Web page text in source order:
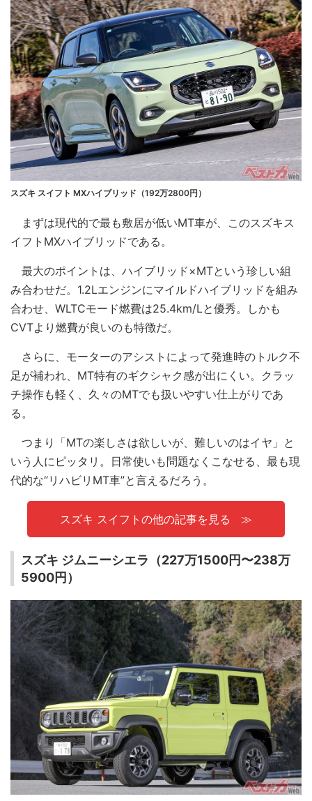
スズキ スイフト MXハイブリッド（192万2800円）
まずは現代的で最も敷居が低いMT車が、このスズキス
イフトMXハイブリッドである。
最大のポイントは、ハイブリッド×MTという珍しい組
み合わせだ。1.2Lエンジンにマイルドハイブリッドを組み
合わせ、WLTCモード燃費は25.4km/Lと優秀。しかも
CVTより燃費が良いのも特徴だ。
さらに、モーターのアシストによって発進時のトルク不
足が補われ、MT特有のギクシャク感が出にくい。クラッ
チ操作も軽く、久々のMTでも扱いやすい仕上がりであ
る。
つまり「MTの楽しさは欲しいが、難しいのはイヤ」と
いう人にピッタリ。日常使いも問題なくこなせる、最も現
代的な“リハビリMT車”と言えるだろう。
スズキ スイフトの他の記事を見る
スズキ ジムニーシエラ（227万1500円〜238万
5900円）